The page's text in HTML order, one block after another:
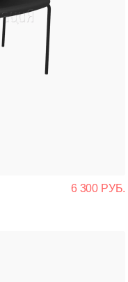
6 300 РУБ.